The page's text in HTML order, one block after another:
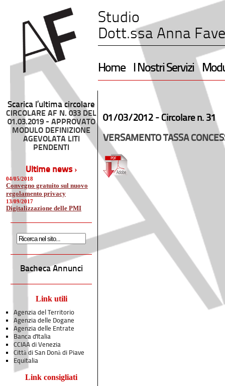
Studio
Dott.ssa Anna
Home I Nostri Servizi
Scarica l’ultima circolare
CIRCOLARE AF N. 033 DEL
01.03.2019 - APPROVATO
MODULO DEFINIZIONE
AGEVOLATA LITI
PENDENTI
Ultime news ›
04/05/2018
Convegno gratuito sul nuovo
regolamento privacy
13/09/2017
Digitalizzazione delle PMI
Bacheca Annunci
Link utili
Agenzia del Territorio
Agenzia delle Dogane
Agenzia delle Entrate
Banca d'Italia
CCIAA di Venezia
Città di San Donà di Piave
Equitalia
Link consigliati
01/03/2012 - Circolare n. 31
VERSAMENTO TASSA